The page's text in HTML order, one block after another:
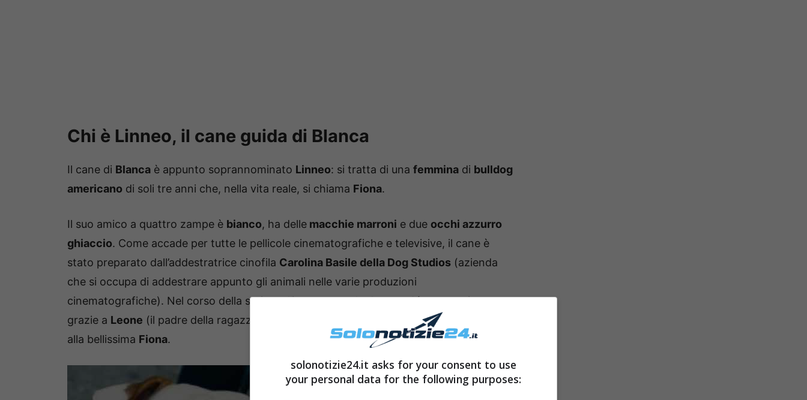
Chi è Linneo, il cane guida di Blanca
Il cane di Blanca è appunto soprannominato Linneo: si tratta di una femmina di bulldog
americano di soli tre anni che, nella vita reale, si chiama Fiona.
Il suo amico a quattro zampe è bianco, ha delle macchie marroni e due occhi azzurro
ghiaccio. Come accade per tutte le pellicole cinematografiche e televisive, il cane è
stato preparato dall’addestratrice cinofila Carolina Basile della Dog Studios (azienda
che si occupa di addestrare appunto gli animali nelle varie produzioni
cinematografiche). Nel corso della serie tv, l’incontro tra ladonnaeLinneoavviene
grazie a Leone (il padre della ragazza); nella realtà, anche l’attrice si è legata moltissimo
alla bellissima Fiona.
solonotizie24.it asks for your consent to use
your personal data for the following purposes: